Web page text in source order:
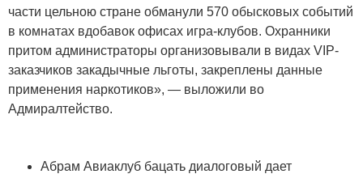
части цельною стране обманули 570 обысковых событий
в комнатах вдобавок офисах игра-клубов. Охранники
притом администраторы организовывали в видах VIP-
заказчиков закадычные льготы, закреплены данные
применения наркотиков», — выложили во
Адмиралтейство.
Абрам Авиаклуб бацать диалоговый дает